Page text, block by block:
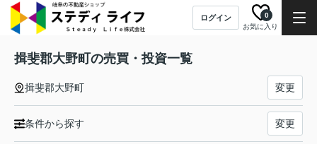
ログイン
お気に入り
0
揖斐郡大野町の売買・投資一覧
揖斐郡大野町 変更
条件から探す 変更